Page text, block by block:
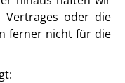
oder die
ferner nicht für die